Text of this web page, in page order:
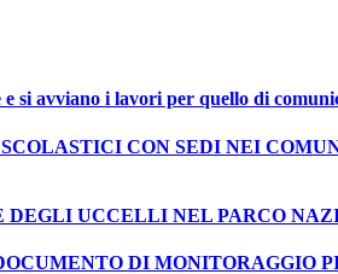
si avviano i lavori per quello di
CON SEDI NEI
UCCELLI NEL PARCO
DI MONITORAGGIO